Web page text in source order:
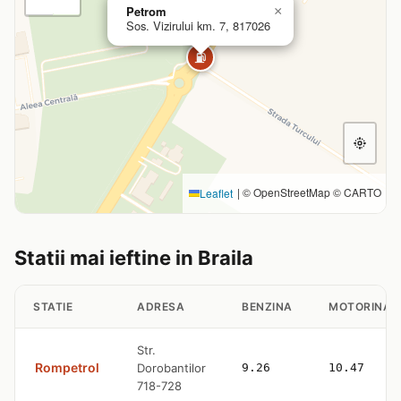
⛽
Petrom
Sos. Vizirului km. 7, 817026
×
Leaflet | © OpenStreetMap © CARTO
Statii mai ieftine in Braila
STATIE ADRESA BENZINA MOTORINA
Rompetrol
Str.
Dorobantilor
718-728
9.26 10.47